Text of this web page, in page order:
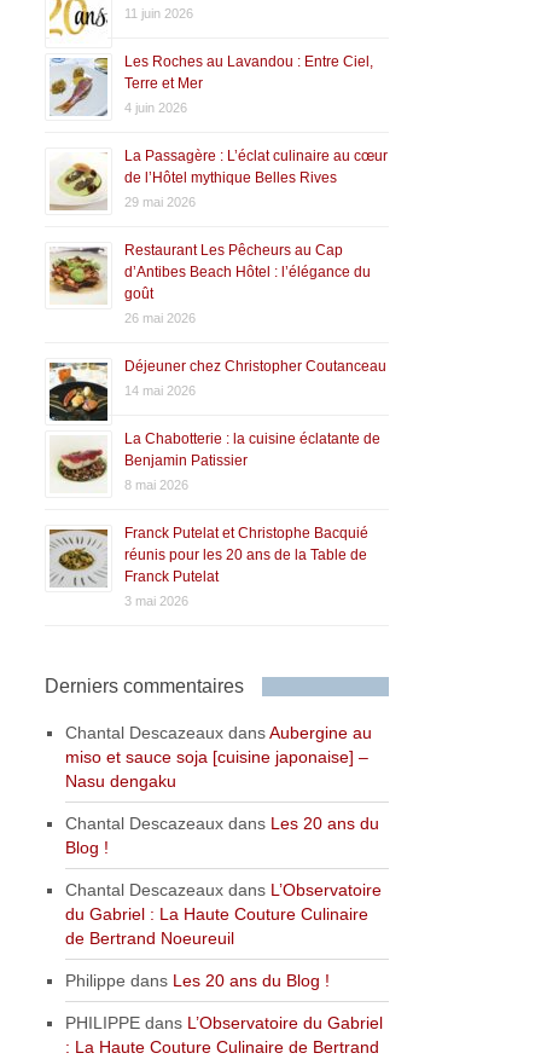
11 juin 2026
Les Roches au Lavandou : Entre Ciel,
Terre et Mer
4 juin 2026
La Passagère : L’éclat culinaire au cœur
de l’Hôtel mythique Belles Rives
29 mai 2026
Restaurant Les Pêcheurs au Cap
d’Antibes Beach Hôtel : l’élégance du
goût
26 mai 2026
Déjeuner chez Christopher Coutanceau
14 mai 2026
La Chabotterie : la cuisine éclatante de
Benjamin Patissier
8 mai 2026
Franck Putelat et Christophe Bacquié
réunis pour les 20 ans de la Table de
Franck Putelat
3 mai 2026
Derniers commentaires
Chantal Descazeaux dansAubergine au
miso et sauce soja [cuisine japonaise] –
Nasu dengaku
Chantal Descazeaux dans Les 20 ans du
Blog !
Chantal Descazeaux dans L’Observatoire
du Gabriel : La Haute Couture Culinaire
de Bertrand Noeureuil
Philippe dans Les 20 ans du Blog !
PHILIPPE dans L’Observatoire du Gabriel
: La Haute Couture Culinaire de Bertrand